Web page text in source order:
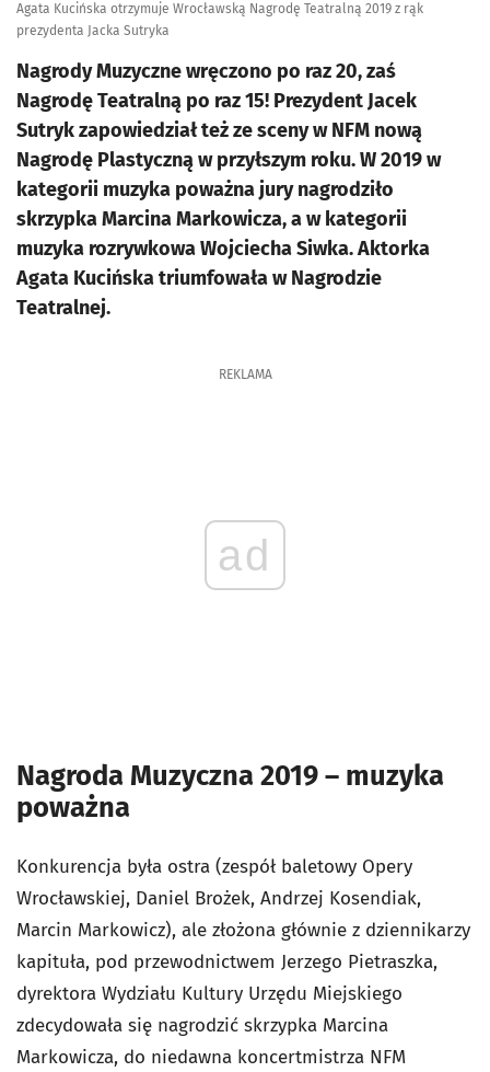
Agata Kucińska otrzymuje Wrocławską Nagrodę Teatralną 2019 z rąk
prezydenta Jacka Sutryka
Nagrody Muzyczne wręczono po raz 20, zaś
Nagrodę Teatralną po raz 15! Prezydent Jacek
Sutryk zapowiedział też ze sceny w NFM nową
Nagrodę Plastyczną w przyłszym roku. W 2019 w
kategorii muzyka poważna jury nagrodziło
skrzypka Marcina Markowicza, a w kategorii
muzyka rozrywkowa Wojciecha Siwka. Aktorka
Agata Kucińska triumfowała w Nagrodzie
Teatralnej.
REKLAMA
ad
Nagroda Muzyczna 2019 – muzyka
poważna
Konkurencja była ostra (zespół baletowy Opery
Wrocławskiej, Daniel Brożek, Andrzej Kosendiak,
Marcin Markowicz), ale złożona głównie z dziennikarzy
kapituła, pod przewodnictwem Jerzego Pietraszka,
dyrektora Wydziału Kultury Urzędu Miejskiego
zdecydowała się nagrodzić skrzypka Marcina
Markowicza, do niedawna koncertmistrza NFM